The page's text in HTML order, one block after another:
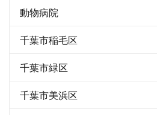
動物病院
千葉市稲毛区
千葉市緑区
千葉市美浜区